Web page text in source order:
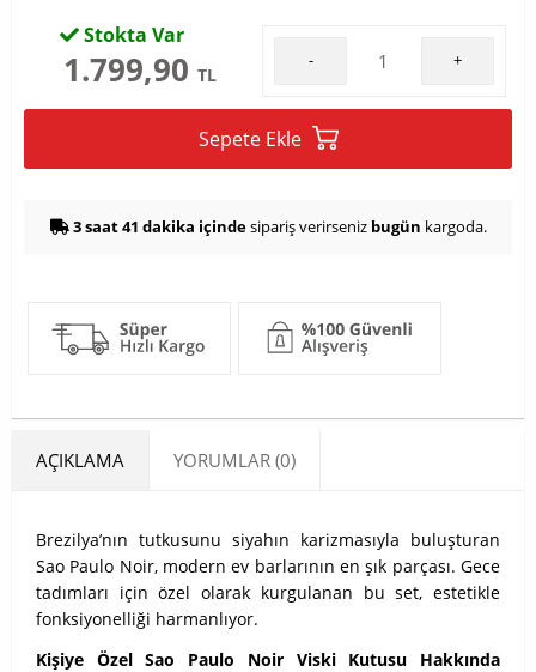
Stokta Var
1.799,90 TL
- +
Sepete Ekle
3 saat 41 dakika içindesipariş verirseniz bugün kargoda.
AÇIKLAMA YORUMLAR (0)
Brezilya’nın tutkusunu siyahın karizmasıyla buluşturan
Sao Paulo Noir, modern ev barlarının en şık parçası. Gece
tadımları için özel olarak kurgulanan bu set, estetikle
fonksiyonelliği harmanlıyor.
Kişiye Özel Sao Paulo Noir Viski Kutusu Hakkında